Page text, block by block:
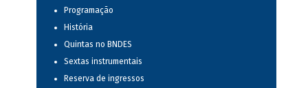
Programação
História
Quintas no BNDES
Sextas instrumentais
Reserva de ingressos